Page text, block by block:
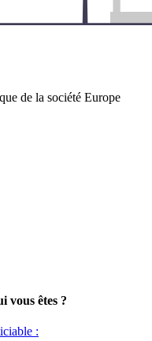
de la société Europe
vous êtes ?
: